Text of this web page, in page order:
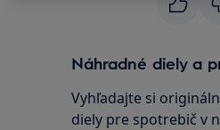
Náhradné diely a
Vyhľadajte si
diely pre spotrebič v